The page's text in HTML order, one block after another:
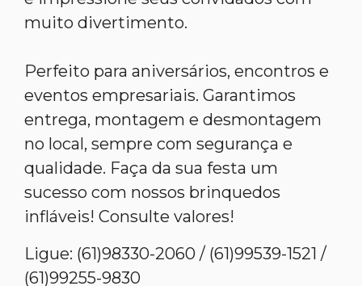
muito divertimento.
Perfeito para aniversários, encontros e
eventos empresariais. Garantimos
entrega, montagem e desmontagem
no local, sempre com segurança e
qualidade. Faça da sua festa um
sucesso com nossos brinquedos
infláveis! Consulte valores!
Ligue: (61)98330-2060 / (61)99539-1521 /
(61)99255-9830